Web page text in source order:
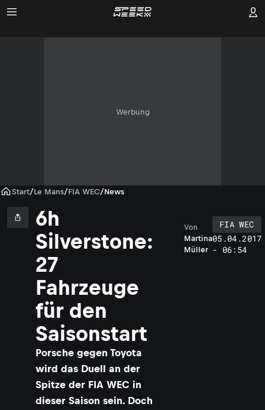
Werbung
Start/Le Mans/FIA WEC/News
6h
Silverstone:
27
Fahrzeuge
für den
Saisonstart
Porsche gegen Toyota
wird das Duell an der
Spitze der FIA WEC in
dieser Saison sein. Doch
Martina
Müller
Von
FIA WEC
05.04.2017
- 06:54